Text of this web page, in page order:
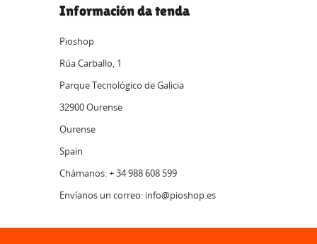
Información da tenda
Pioshop
Rúa Carballo, 1
Parque Tecnológico de Galicia
32900 Ourense
Ourense
Spain
Chámanos: + 34 988 608 599
Envíanos un correo: info@pioshop.es